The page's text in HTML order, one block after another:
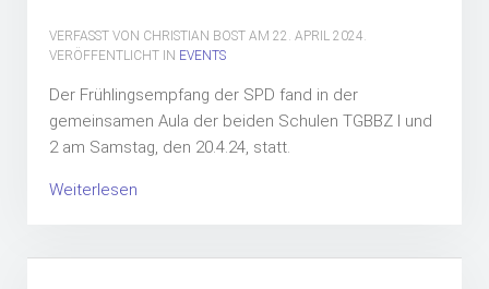
VERFASST VON CHRISTIAN BOST AM 22. APRIL 2024.
VERÖFFENTLICHT IN EVENTS
Der Frühlingsempfang der SPD fand in der
gemeinsamen Aula der beiden Schulen TGBBZ I und
2 am Samstag, den 20.4.24, statt.
Weiterlesen